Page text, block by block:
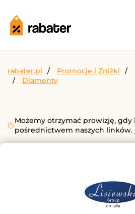
rabater.pl Promocje i Zniżki
Diamenty
Możemy otrzymać prowizję, gdy
pośrednictwem naszych linków.